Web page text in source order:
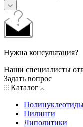
Нужна консультация?
Наши специалисты
Задать вопрос
Каталог
Полинуклеотиды
Пилинги
Липолитики